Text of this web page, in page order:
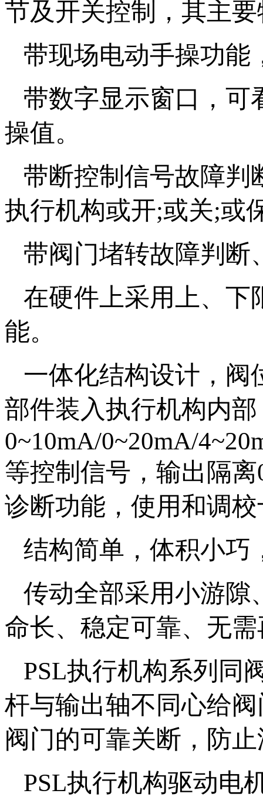
节及开关控制，其主
带现场电动手操功能
带数字显示窗口，可
操值。
带断控制信号故障判
执行机构或开;或关;或
带阀门堵转故障判断
在硬件上采用上、下
能。
一体化结构设计，阀
部件装入执行机构内
0~10mA/0~20mA/
等控制信号，输出隔
诊断功能，使用和调
结构简单，体积小巧
传动全部采用小游隙
命长、稳定可靠、无
PSL执行机构系列同
杆与输出轴不同心给
阀门的可靠关断，防
PSL执行机构驱动电